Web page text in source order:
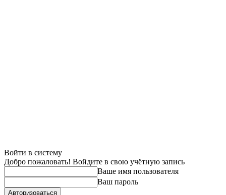
Войти в систему
Добро пожаловать! Войдите в свою учётную запись
Ваше имя пользователя
Ваш пароль